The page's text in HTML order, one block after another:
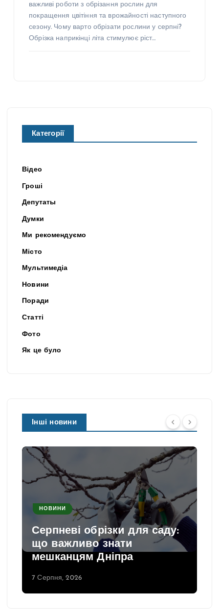
важливі роботи з обрізання рослин для
покращення цвітіння та врожайності наступного
сезону. Чому варто обрізати рослини у серпні?
Обрізка наприкінці літа стимулює ріст…
Категорії
Відео
Гроші
Депутаты
Думки
Ми рекомендуємо
Місто
Мультимедіа
Новини
Поради
Статті
Фото
Як це було
Інші новини
НОВИНИ
Серпневі обрізки для саду:
що важливо знати
мешканцям Дніпра
7 Серпня, 2026